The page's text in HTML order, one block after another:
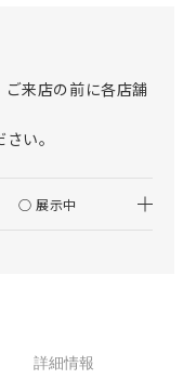
詳細情報
来店の前に各店舗
い。
○ 展示中